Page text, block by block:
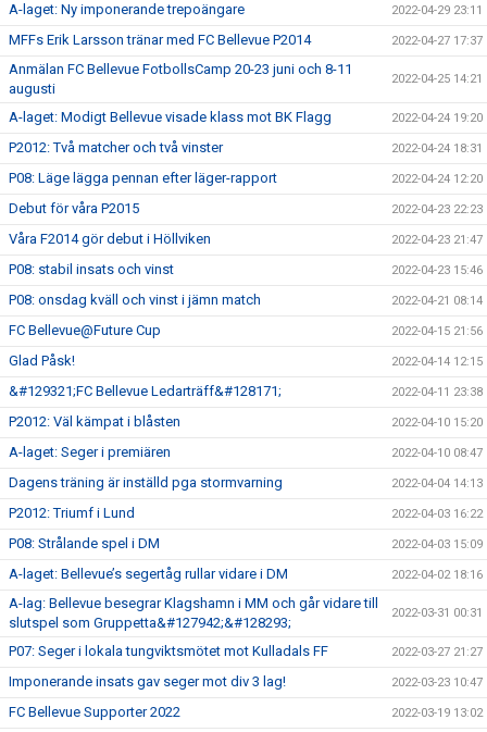
A-laget: Ny imponerande trepoängare 2022-04-29 23:11
MFFs Erik Larsson tränar med FC Bellevue P2014 2022-04-27 17:37
Anmälan FC Bellevue FotbollsCamp 20-23 juni och 8-11
augusti
2022-04-25 14:21
A-laget: Modigt Bellevue visade klass mot BK Flagg 2022-04-24 19:20
P2012: Två matcher och två vinster 2022-04-24 18:31
P08: Läge lägga pennan efter läger-rapport 2022-04-24 12:20
Debut för våra P2015 2022-04-23 22:23
Våra F2014 gör debut i Höllviken 2022-04-23 21:47
P08: stabil insats och vinst 2022-04-23 15:46
P08: onsdag kväll och vinst i jämn match 2022-04-21 08:14
FC Bellevue@Future Cup 2022-04-15 21:56
Glad Påsk! 2022-04-14 12:15
&#129321;FC Bellevue Ledarträff&#128171; 2022-04-11 23:38
P2012: Väl kämpat i blåsten 2022-04-10 15:20
A-laget: Seger i premiären 2022-04-10 08:47
Dagens träning är inställd pga stormvarning 2022-04-04 14:13
P2012: Triumf i Lund 2022-04-03 16:22
P08: Strålande spel i DM 2022-04-03 15:09
A-laget: Bellevue’s segertåg rullar vidare i DM 2022-04-02 18:16
A-lag: Bellevue besegrar Klagshamn i MM och går vidare till
slutspel som Gruppetta&#127942;&#128293;
2022-03-31 00:31
P07: Seger i lokala tungviktsmötet mot Kulladals FF 2022-03-27 21:27
Imponerande insats gav seger mot div 3 lag! 2022-03-23 10:47
FC Bellevue Supporter 2022 2022-03-19 13:02